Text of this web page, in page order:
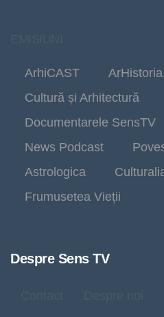
ArhiCAST
ArHistoria
Cultură și Arhitectură
Documentarele SensTV
News Podcast
Astrologica
Frumusetea Vieții
Despre Sens TV